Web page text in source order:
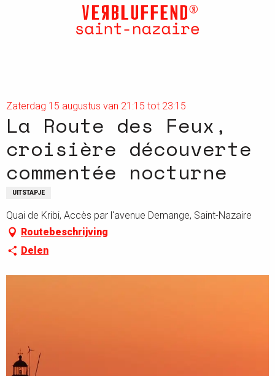
Zaterdag 15 augustus van 21:15 tot 23:15
La Route des Feux,
croisière découverte
commentée nocturne
UITSTAPJE
Quai de Kribi, Accès par l'avenue Demange, Saint-Nazaire
Routebeschrijving
Delen